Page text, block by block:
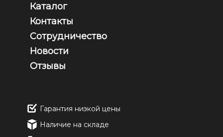
Каталог
Контакты
Сотрудничество
Новости
Отзывы
Гарантия низкой цены
Наличие на складе